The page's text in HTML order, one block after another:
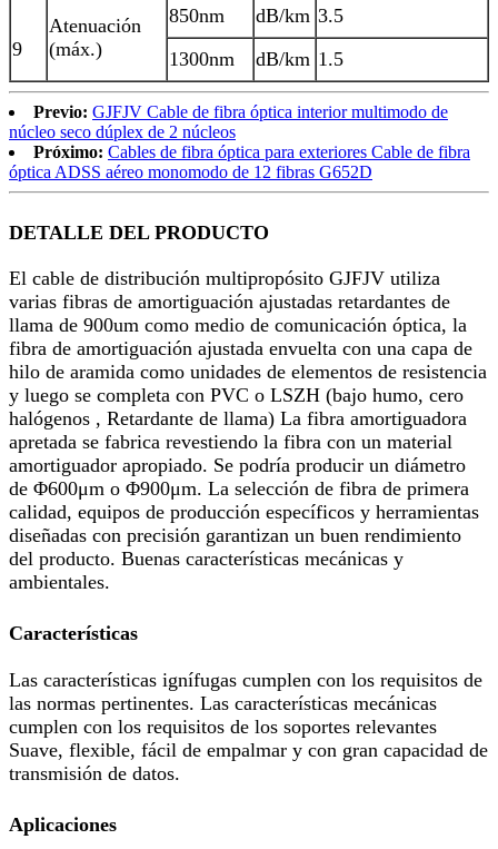
9
Atenuación
(máx.)
850nm dB/km 3.5
1300nm
dB/km 1.5
Previo: GJFJV Cable de fibra óptica interior multimodo de
núcleo seco dúplex de 2 núcleos
Próximo: Cables de fibra óptica para exteriores Cable de fibra
óptica ADSS aéreo monomodo de 12 fibras G652D
DETALLE DEL PRODUCTO
El cable de distribución multipropósito GJFJV utiliza
varias fibras de amortiguación ajustadas retardantes de
llama de 900um como medio de comunicación óptica, la
fibra de amortiguación ajustada envuelta con una capa de
hilo de aramida como unidades de elementos de resistencia
y luego se completa con PVC o LSZH (bajo humo, cero
halógenos , Retardante de llama) La fibra amortiguadora
apretada se fabrica revestiendo la fibra con un material
amortiguador apropiado. Se podría producir un diámetro
de Φ600μm o Φ900μm. La selección de fibra de primera
calidad, equipos de producción específicos y herramientas
diseñadas con precisión garantizan un buen rendimiento
del producto. Buenas características mecánicas y
ambientales.
Características
Las características ignífugas cumplen con los requisitos de
las normas pertinentes. Las características mecánicas
cumplen con los requisitos de los soportes relevantes
Suave, flexible, fácil de empalmar y con gran capacidad de
transmisión de datos.
Aplicaciones